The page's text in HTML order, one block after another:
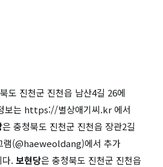
도 진천군 진천읍 남산4길 26에
보는 https://별상애기씨.kr 에서
은 충청북도 진천군 진천읍 장관2길
램(@haeweoldang)에서 추가
. 보현당은 충청북도 진천군 진천읍